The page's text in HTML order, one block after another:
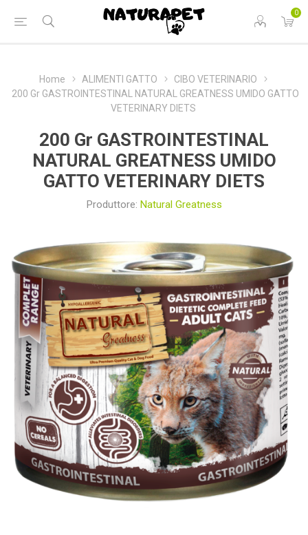
0
Home ALIMENTI GATTO
CIBO VETERINARIO
200 Gr GASTROINTESTINAL NATURAL GREATNESS UMIDO GATTO
VETERINARY DIETS
200 Gr GASTROINTESTINAL
NATURAL GREATNESS UMIDO
GATTO VETERINARY DIETS
Produttore: Natural Greatness